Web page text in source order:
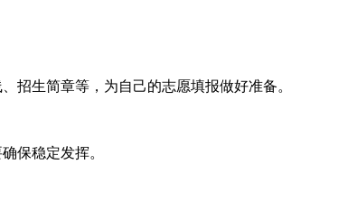
招生简章等，为自己的志愿填报做好准备。
保稳定发挥。